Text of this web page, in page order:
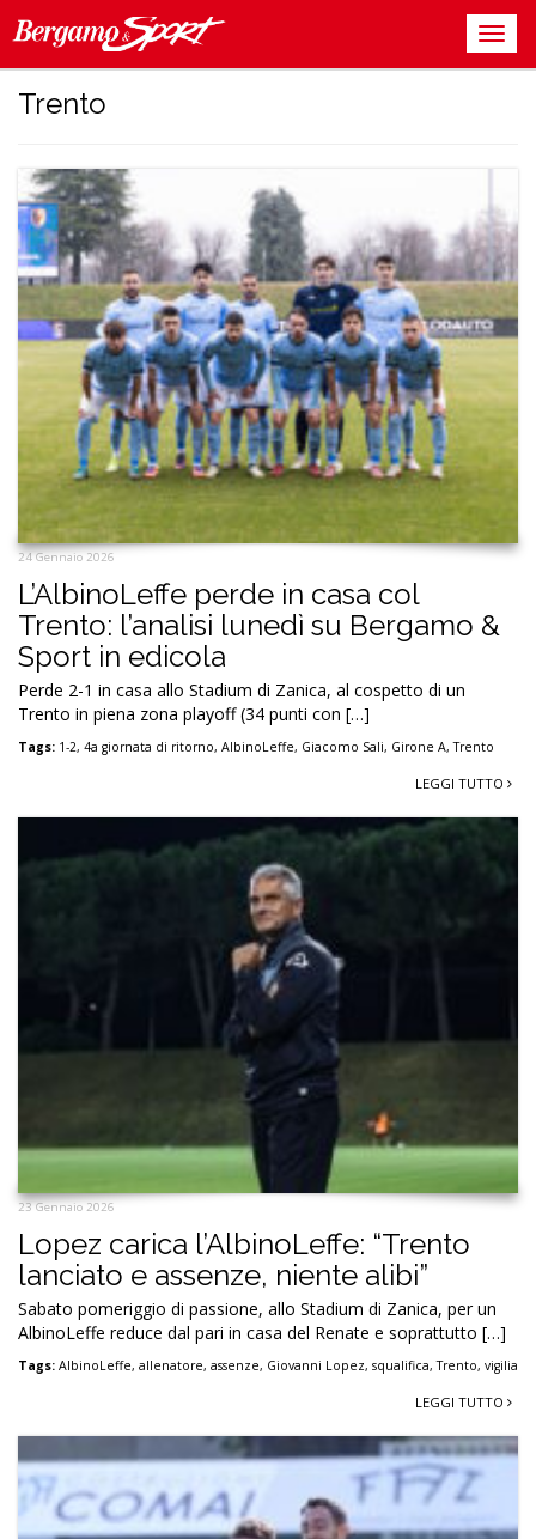
Trento
24 Gennaio 2026
L’AlbinoLeffe perde in casa col
Trento: l’analisi lunedì su Bergamo &
Sport in edicola
Perde 2-1 in casa allo Stadium di Zanica, al cospetto di un
Trento in piena zona playoff (34 punti con […]
Tags: 1-2, 4a giornata di ritorno, AlbinoLeffe, Giacomo Sali, Girone A,Trento
LEGGI TUTTO
23 Gennaio 2026
Lopez carica l’AlbinoLeffe: “Trento
lanciato e assenze, niente alibi”
Sabato pomeriggio di passione, allo Stadium di Zanica, per un
AlbinoLeffe reduce dal pari in casa del Renate e soprattutto […]